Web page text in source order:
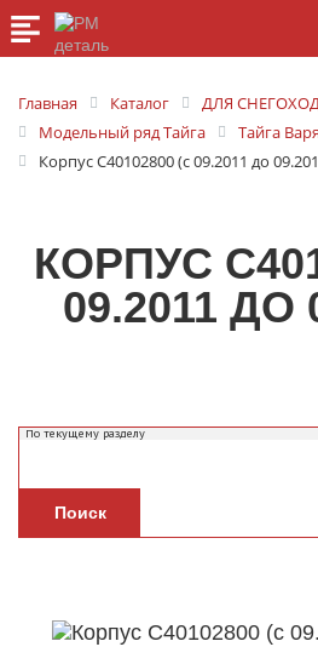
Главная Каталог
ДЛЯ
Модельный ряд Тайга
Тайга
Корпус С40102800 (с 09.2011 до
КОРПУС
09.2011 ДО
Поиск